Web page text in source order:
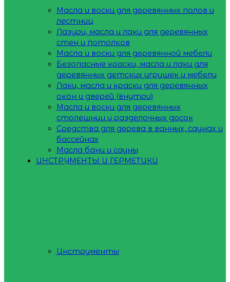
Масла и воски для деревянных полов и
лестниц
Лазури, масла и лаки для деревянных
стен и потолков
Масла и воски для деревянной мебели
Безопасные краски, масла и лаки для
деревянных детских игрушек и мебели
Лаки, масла и краски для деревянных
окон и дверей (внутри)
Масла и воски для деревянных
столешниц и разделочных досок
Средства для дерева в ванных, саунах и
бассейнах
Масла бани и сауны
ИНСТРУМЕНТЫ И ГЕРМЕТИКИ
Инструменты